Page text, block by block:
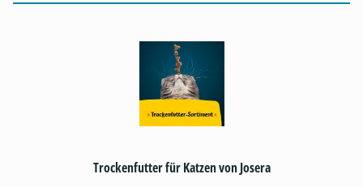
Trockenfutter für Katzen von Josera